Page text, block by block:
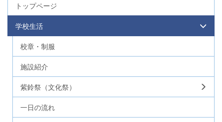
トップページ
学校生活
校章・制服
施設紹介
紫鈴祭（文化祭）
一日の流れ